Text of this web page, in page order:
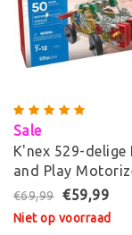
Sale
K'nex 529-delige
and Play
Building
€69,99 €59,99
Niet op voorraad